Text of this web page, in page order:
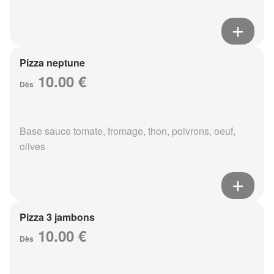
Pizza neptune
Dès 10.00 €
Base sauce tomate, fromage, thon, poivrons, oeuf,
olives
Pizza 3 jambons
Dès 10.00 €